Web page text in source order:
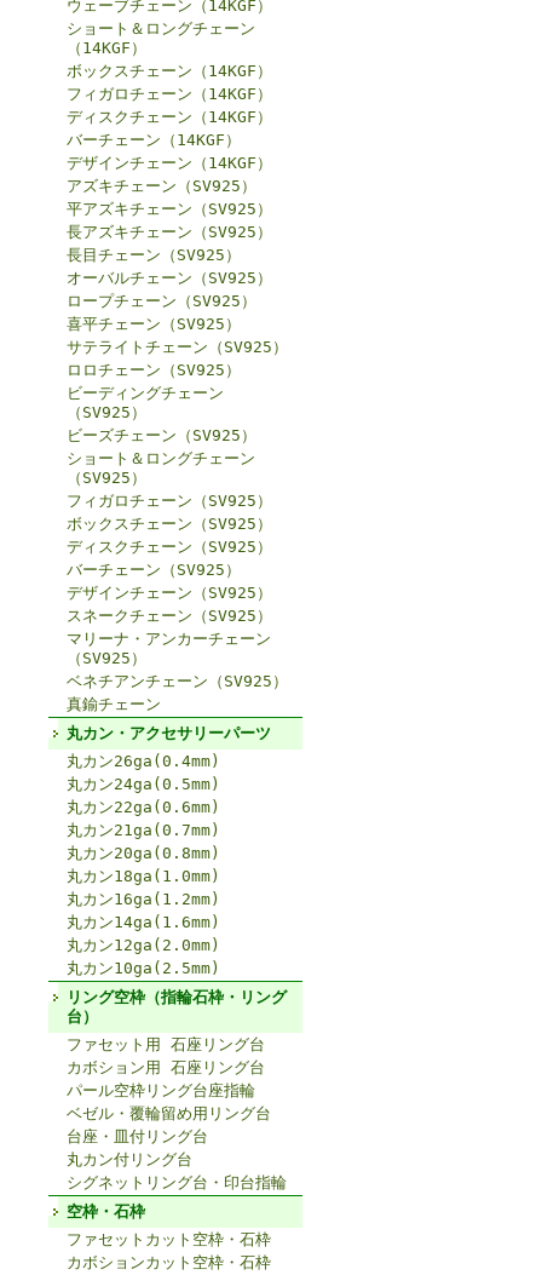
ウェーブチェーン（14KGF）
ショート＆ロングチェーン
（14KGF）
ボックスチェーン（14KGF）
フィガロチェーン（14KGF）
ディスクチェーン（14KGF）
バーチェーン（14KGF）
デザインチェーン（14KGF）
アズキチェーン（SV925）
平アズキチェーン（SV925）
長アズキチェーン（SV925）
長目チェーン（SV925）
オーバルチェーン（SV925）
ロープチェーン（SV925）
喜平チェーン（SV925）
サテライトチェーン（SV925）
ロロチェーン（SV925）
ビーディングチェーン
（SV925）
ビーズチェーン（SV925）
ショート＆ロングチェーン
（SV925）
フィガロチェーン（SV925）
ボックスチェーン（SV925）
ディスクチェーン（SV925）
バーチェーン（SV925）
デザインチェーン（SV925）
スネークチェーン（SV925）
マリーナ・アンカーチェーン
（SV925）
ベネチアンチェーン（SV925）
真鍮チェーン
丸カン・アクセサリーパーツ
丸カン26ga(0.4mm)
丸カン24ga(0.5mm)
丸カン22ga(0.6mm)
丸カン21ga(0.7mm)
丸カン20ga(0.8mm)
丸カン18ga(1.0mm)
丸カン16ga(1.2mm)
丸カン14ga(1.6mm)
丸カン12ga(2.0mm)
丸カン10ga(2.5mm)
リング空枠（指輪石枠・リング
台）
ファセット用 石座リング台
カボション用 石座リング台
パール空枠リング台座指輪
ベゼル・覆輪留め用リング台
台座・皿付リング台
丸カン付リング台
シグネットリング台・印台指輪
空枠・石枠
ファセットカット空枠・石枠
カボションカット空枠・石枠